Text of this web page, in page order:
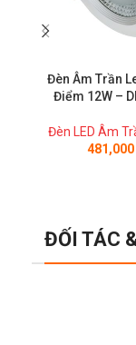
Đèn Âm Trần
Điểm 12W –
Đèn LED Âm
481,000
ĐỐI TÁC